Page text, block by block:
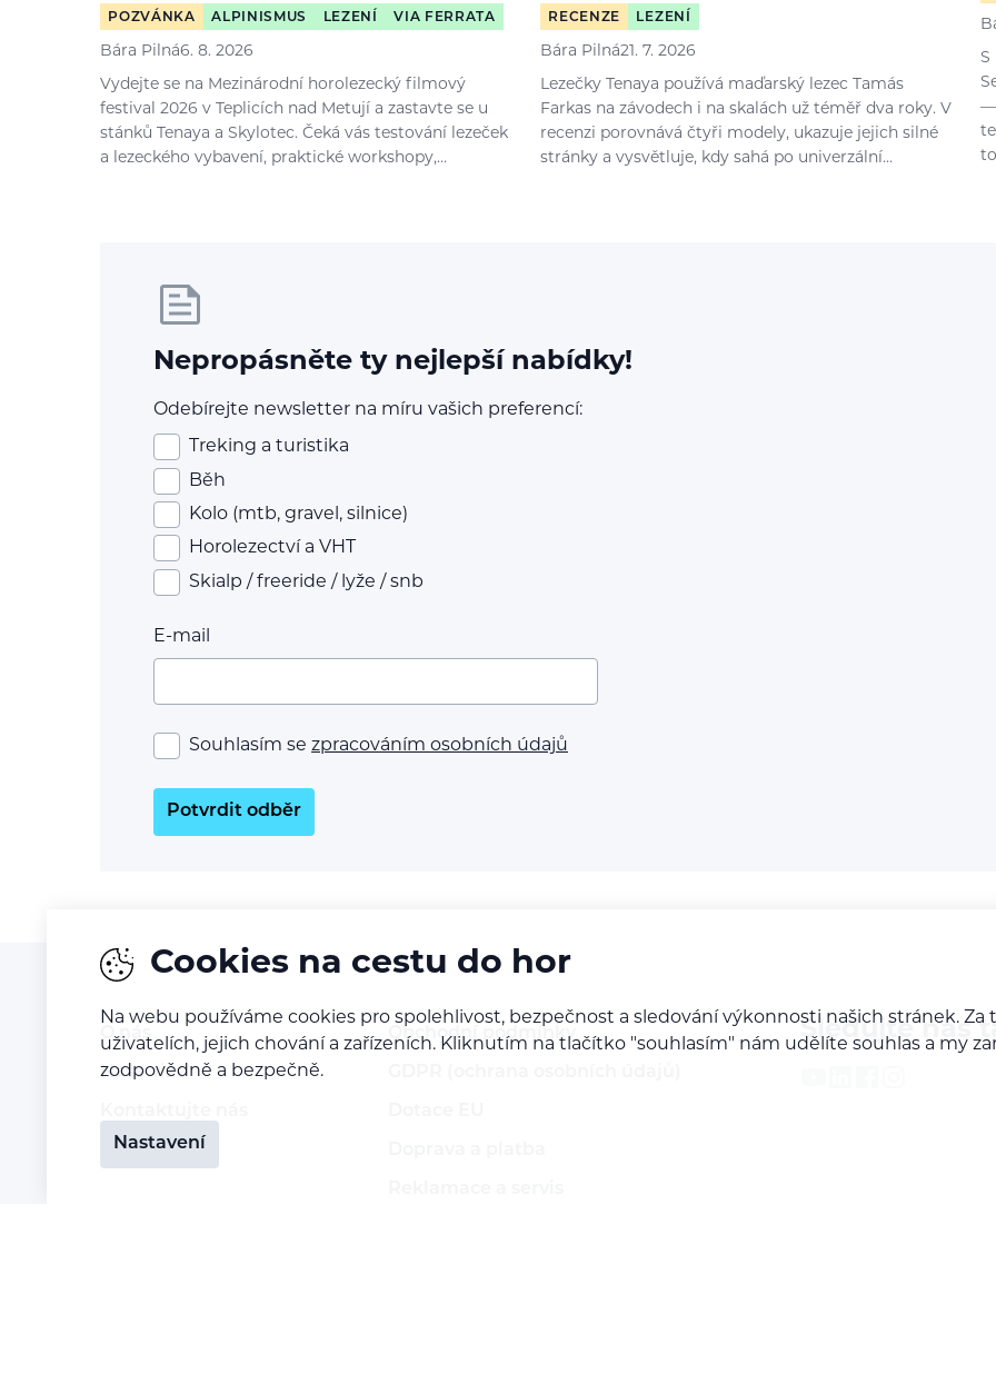
POZVÁNKA ALPINISMUS LEZENÍ VIA FERRATA
Bára Pilná6. 8. 2026
Vydejte se na Mezinárodní horolezecký filmový
festival 2026 v Teplicích nad Metují a zastavte se u
stánků Tenaya a Skylotec. Čeká vás testování lezeček
a lezeckého vybavení, praktické workshopy,…
RECENZE LEZENÍ
Bára Pilná21. 7. 2026
Lezečky Tenaya používá maďarský lezec Tamás
Farkas na závodech i na skalách už téměř dva roky. V
recenzi porovnává čtyři modely, ukazuje jejich silné
stránky a vysvětluje, kdy sahá po univerzální…
S
—
Nepropásněte ty nejlepší nabídky!
Odebírejte newsletter na míru vašich preferencí:
Treking a turistika
Běh
Kolo (mtb, gravel, silnice)
Horolezectví a VHT
Skialp / freeride / lyže / snb
E-mail
Souhlasím se zpracováním osobních údajů
Potvrdit odběr
O nás
Naše vize
Kariéra
Obchodní podmínky Sledujte nás
Cookies na cestu do hor
Na webu používáme cookies pro spolehlivost, bezpečnost a sledování výkonnosti našich stránek.
uživatelích, jejich chování a zařízeních. Kliknutím na tlačítko "souhlasím" nám udělíte souhlas a my
zodpovědně a bezpečně.
Nastavení